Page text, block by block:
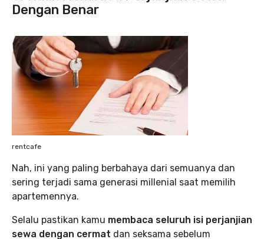
Dengan Benar
rentcafe
Nah, ini yang paling berbahaya dari semuanya dan
sering terjadi sama generasi millenial saat memilih
apartemennya.
Selalu pastikan kamu membaca seluruh isi perjanjian
sewa dengan cermat dan seksama sebelum